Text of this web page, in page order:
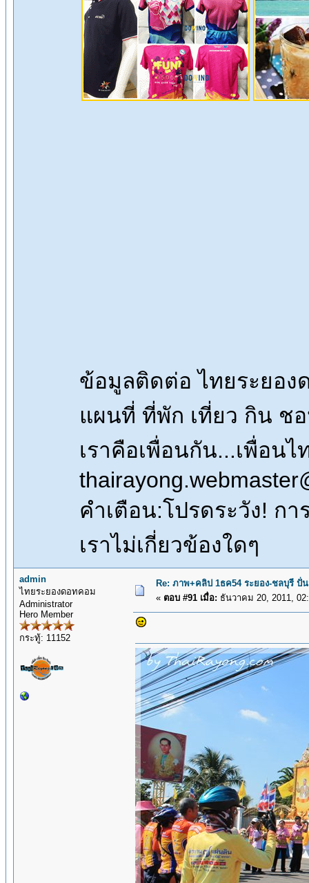
ข้อมูลติดต่อ ไทยระยอง
แผนที่ ที่พัก เที่ยว กิน ช
เราคือเพื่อนกัน...เพื่อน
คำเตือน:โปรดระวัง! ก
เราไม่เกี่ยวข้องใดๆ
admin
ไทยระยองดอทคอม
Administrator
Hero Member
กระทู้: 11152
Re: ภาพ+คลิป 1ธค54 ระยอง-ชลบุรี ปั่
« ตอบ #91 เมื่อ: ธันวาคม 20, 2011,